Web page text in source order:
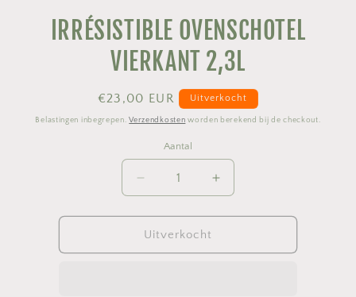
IRRÉSISTIBLE OVENSCHOTEL
VIERKANT 2,3L
Normale
prijs
€23,00 EUR Uitverkocht
Belastingen inbegrepen.Verzendkosten worden berekend bij de checkout.
Aantal
Aantal
Aantal
verlagen
voor
IRRÉSISTIBLE
OVENSCHOTEL
Aantal
verhogen
voor
OVENSCHOTEL
Uitverkocht